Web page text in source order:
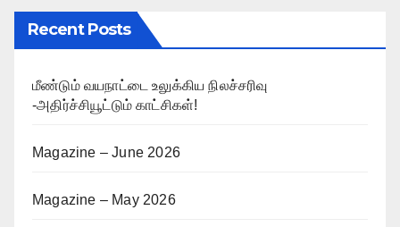
Recent Posts
மீண்டும் வயநாட்டை உலுக்கிய நிலச்சரிவு
-அதிர்ச்சியூட்டும் காட்சிகள்!
Magazine – June 2026
Magazine – May 2026